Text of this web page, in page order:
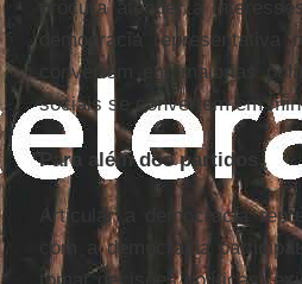
procura atender a
democracia
convertem em maiorias
sociais se convertem em
Para além dos partidos
Articular a democracia
com a democracia